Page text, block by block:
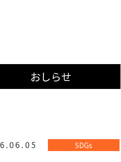
おしらせ
SDGs